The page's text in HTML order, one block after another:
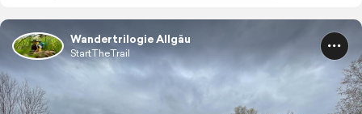
Wandertrilogie Allgäu
StartTheTrail